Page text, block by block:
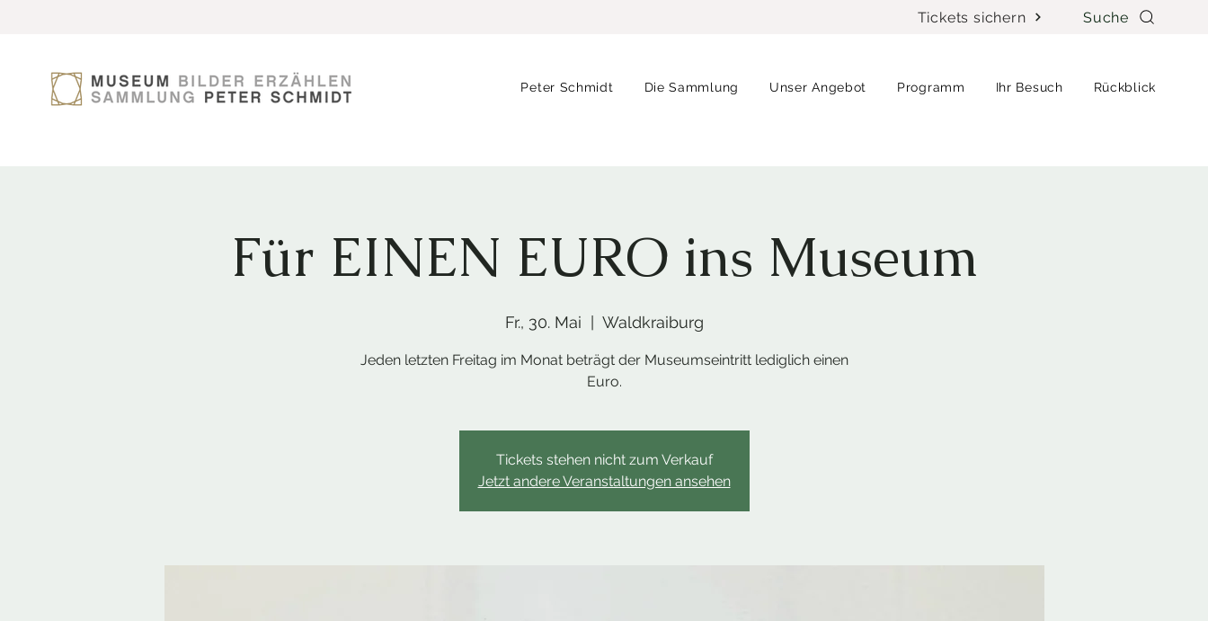
Tickets sichern Suche
Peter Schmidt Die Sammlung Unser Angebot Programm Ihr Besuch Rückblick
Für EINEN EURO ins Museum
Fr., 30. Mai Waldkraiburg
Jeden letzten Freitag im Monat beträgt der Museumseintritt lediglich einen
Euro.
Tickets stehen nicht zum Verkauf
Jetzt andere Veranstaltungen ansehen